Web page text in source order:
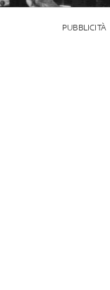
PUBBLICITÀ